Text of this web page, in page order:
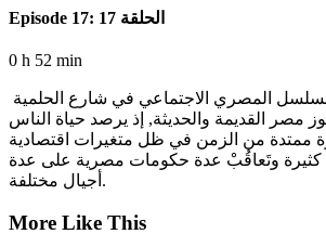
Episode 17: الحلقة 17
0 h 52 min
مصر القديمة والحديثة, إذ يرصد حياة الناس
ممتدة من الزمن في ظل متغيرات اقتصادية
كثيرة وتَعاقُبْ عدة حكومات مصرية على عدة
أجيال مختلفة.
More Like This